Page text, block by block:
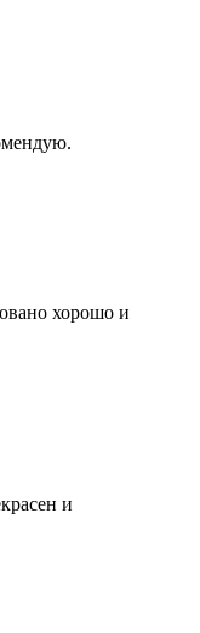
хорошо и
и